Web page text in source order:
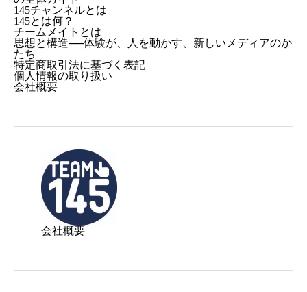
145チャンネルとは
145とは何？
チームメイトとは
思想と構造──体験が、人を動かす、新しいメディアのか
たち
特定商取引法に基づく表記
個人情報の取り扱い
会社概要
会社概要